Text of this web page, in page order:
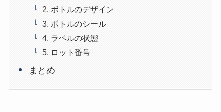
2. ボトルのデザイン
3. ボトルのシール
4. ラベルの状態
5. ロット番号
まとめ